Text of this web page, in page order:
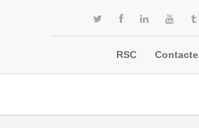
RSC Contacte